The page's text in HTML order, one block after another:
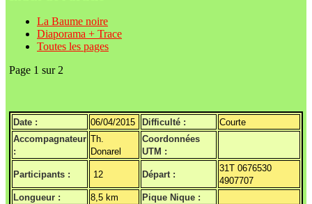
La Baume noire
Diaporama + Trace
Toutes les pages
Page 1 sur 2
Date : 06/04/2015 Difficulté :
Courte
Accompagnateur
:
Th.
Donarel
Coordonnées
UTM :
Participants : 12 Départ :
31T 0676530
4907707
Longueur :
8,5 km
Pique Nique :